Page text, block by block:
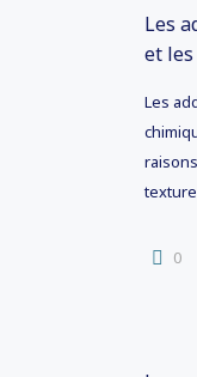
Les
et
Les
0